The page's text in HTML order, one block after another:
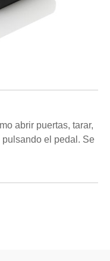
abrir puertas, tarar,
el pedal. Se